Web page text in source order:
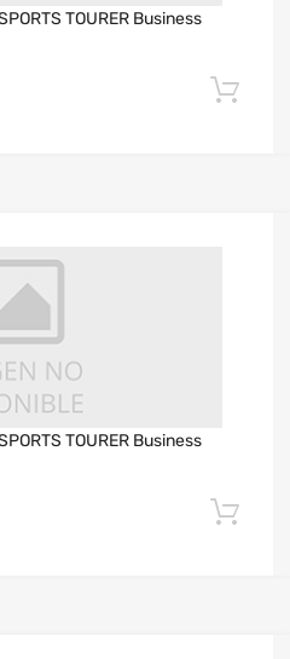
TOURER Business
TOURER Business